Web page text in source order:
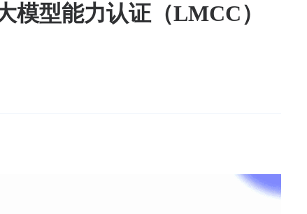
模型能力认证（LMCC）